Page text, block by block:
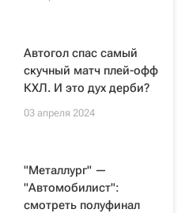
Автогол спас самый
скучный матч плей-офф
КХЛ. И это дух дерби?
03 апреля 2024
"Металлург" —
"Автомобилист":
смотреть полуфинал